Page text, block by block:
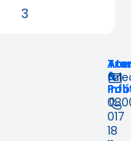
3
à
&
017
18